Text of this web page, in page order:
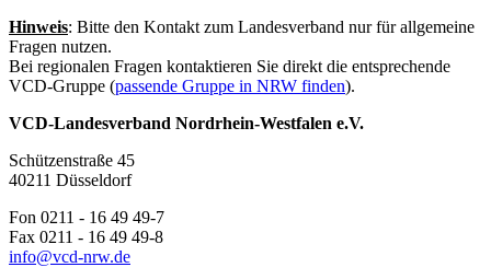
Hinweis: Bitte den Kontakt zum Landesverband nur für allgemeine
Fragen nutzen.
Bei regionalen Fragen kontaktieren Sie direkt die entsprechende
VCD-Gruppe (passende Gruppe in NRW finden).
VCD-Landesverband Nordrhein-Westfalen e.V.
Schützenstraße 45
40211 Düsseldorf
Fon 0211 - 16 49 49-7
Fax 0211 - 16 49 49-8
info@vcd-nrw.de